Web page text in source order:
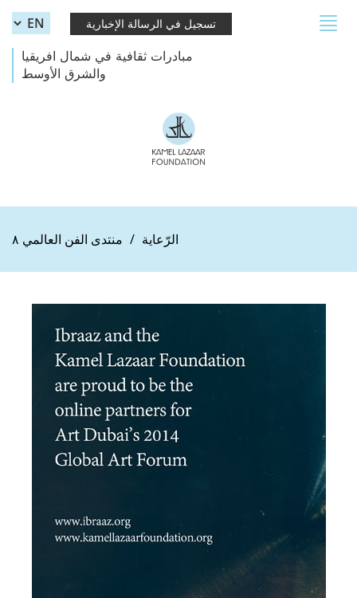
تسجيل في الرسالة الإخبارية
مبادرات ثقافية في شمال افريقيا
والشرق الأوسط
Toggle
الرّعاية منتدى الفن العالمي ٨